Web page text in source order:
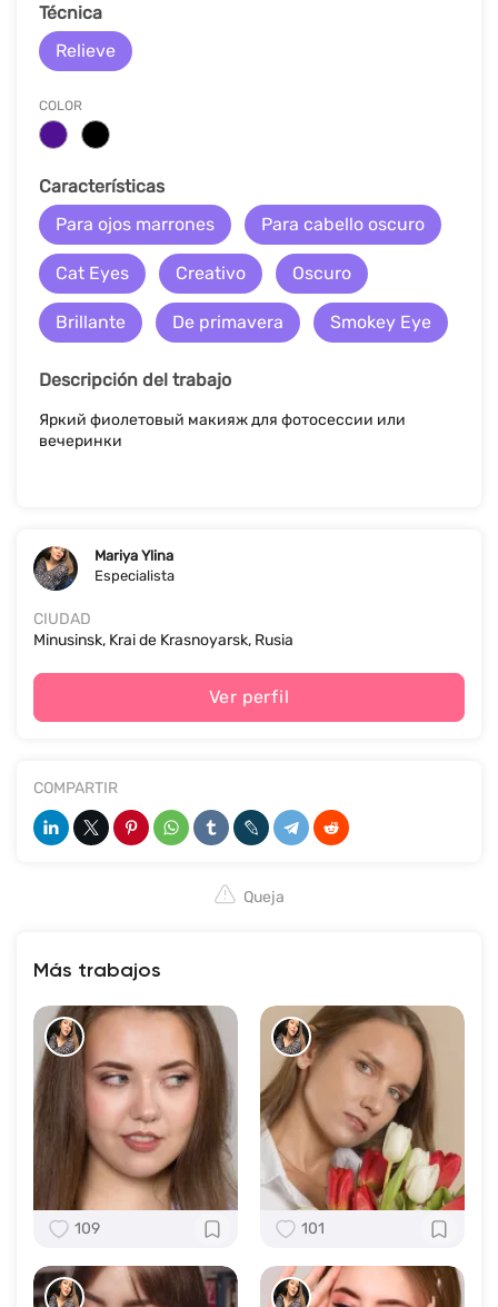
Técnica
Relieve
COLOR
Características
Para ojos marrones
Para cabello oscuro
Cat Eyes Creativo Oscuro
Brillante De primavera Smokey Eye
Descripción del trabajo
Яркий фиолетовый макияж для фотосессии или
вечеринки
Mariya Ylina
Especialista
CIUDAD
Minusinsk, Krai de Krasnoyarsk, Rusia
Ver perfil
COMPARTIR
Queja
Más trabajos
109 101